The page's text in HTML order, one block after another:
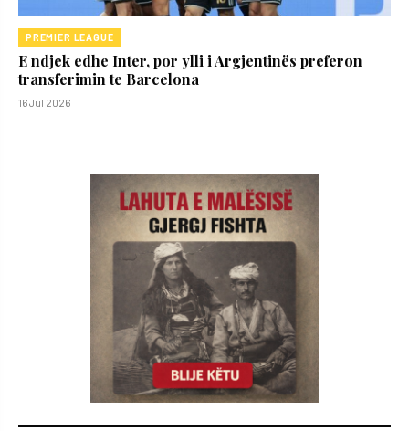
PREMIER LEAGUE
E ndjek edhe Inter, por ylli i Argjentinës preferon
transferimin te Barcelona
16 Jul 2026